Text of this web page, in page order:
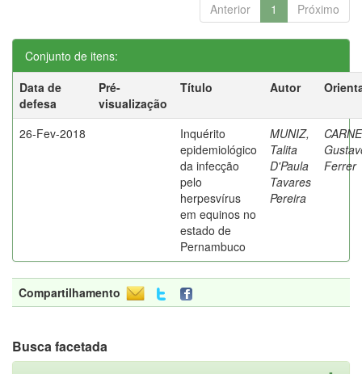
Anterior 1 Próximo
Conjunto de itens:
Data de
defesa
Pré-
visualização
Título Autor
26-Fev-2018
Inquérito
epidemiológico
da infecção
pelo
herpesvírus
em equinos no
estado de
Pernambuco
MUNIZ,
Talita
D'Paula
Tavares
Pereira
Ferrer
Compartilhamento
Busca facetada